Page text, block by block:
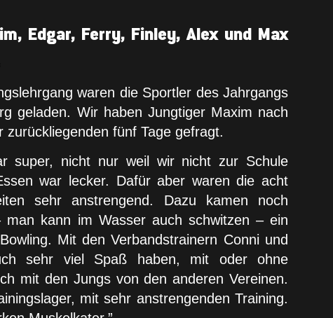
Edgar, Ferry, Finley, Alex und Max
waren die Sportler des Jahrgangs
geladen. Wir haben Jungtiger Maxim nach
zurückliegenden fünf Tage gefragt.
super, nicht nur weil wir nicht zur Schule
war lecker. Dafür aber waren die acht
sehr anstrengend. Dazu kamen noch
man kann im Wasser auch schwitzen – ein
Mit den Verbandstrainern Conni und
sehr viel Spaß haben, mit oder ohne
mit den Jungs von den anderen Vereinen.
mit sehr anstrengenden Training.